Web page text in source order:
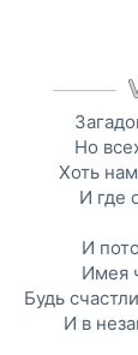
Но
Хоть
И где
И
Имея
Будь
И в